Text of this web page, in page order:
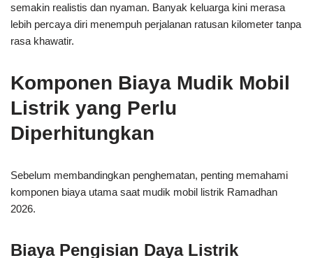
semakin realistis dan nyaman. Banyak keluarga kini merasa
lebih percaya diri menempuh perjalanan ratusan kilometer tanpa
rasa khawatir.
Komponen Biaya Mudik Mobil
Listrik yang Perlu
Diperhitungkan
Sebelum membandingkan penghematan, penting memahami
komponen biaya utama saat mudik mobil listrik Ramadhan
2026.
Biaya Pengisian Daya Listrik